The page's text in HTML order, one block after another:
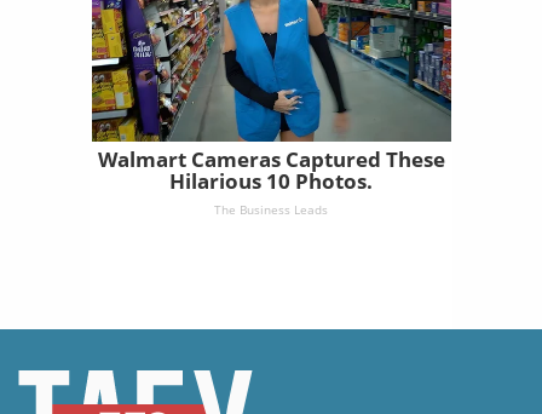
Walmart Cameras Captured These
Hilarious 10 Photos.
The Business Leads